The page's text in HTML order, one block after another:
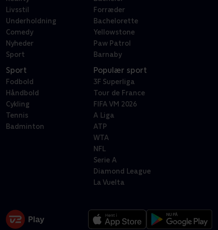
Livsstil
Underholdning
Comedy
Nyheder
Sport
Forræder
Bachelorette
Yellowstone
Paw Patrol
Barnaby
Sport
Fodbold
Håndbold
Cykling
Tennis
Badminton
Populær sport
3F Superliga
Tour de France
FIFA VM 2026
A Liga
ATP
WTA
NFL
Serie A
Diamond League
La Vuelta